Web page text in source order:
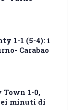
1-1 (5-4): i
Carabao
Town 1-0,
minuti di